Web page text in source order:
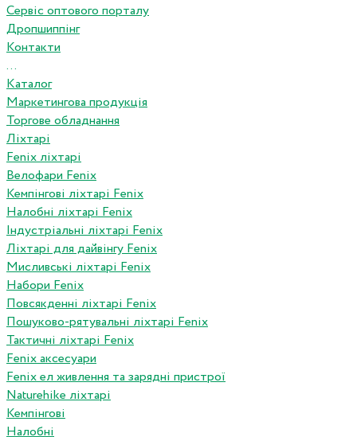
Сервіс оптового порталу
Дропшиппінг
Контакти
...
Каталог
Маркетингова продукція
Торгове обладнання
Ліхтарі
Fenix ліхтарі
Велофари Fenix
Кемпінгові ліхтарі Fenix
Налобні ліхтарі Fenix
Індустріальні ліхтарі Fenix
Ліхтарі для дайвінгу Fenix
Мисливські ліхтарі Fenix
Набори Fenix
Повсякденні ліхтарі Fenix
Пошуково-рятувальні ліхтарі Fenix
Тактичні ліхтарі Fenix
Fenix аксесуари
Fenix ел живлення та зарядні пристрої
Naturehike ліхтарі
Кемпінгові
Налобні